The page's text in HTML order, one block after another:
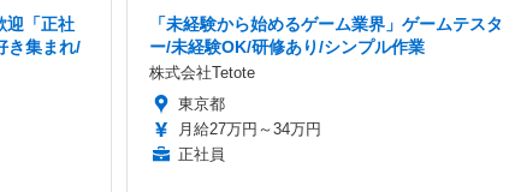
迎「正社
き集まれ/
「未経験から始めるゲーム業界」ゲームテスタ
ー/未経験OK/研修あり/シンプル作業
株式会社Tetote
東京都
月給27万円～34万円
正社員